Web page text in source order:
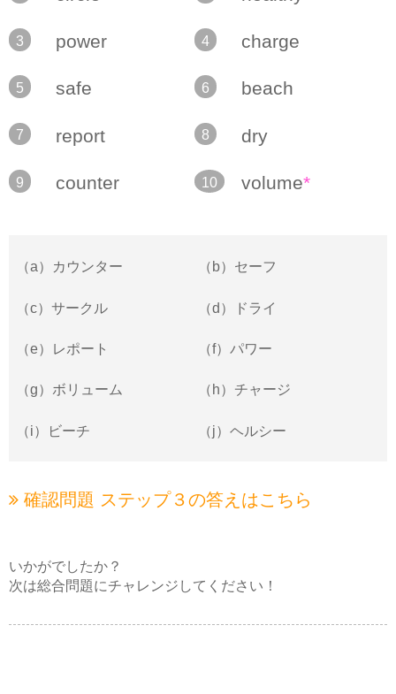
3 power 4 charge
5 safe 6 beach
7 report 8 dry
9 counter 10 volume*
（a）カウンター （b）セーフ
（c）サークル （d）ドライ
（e）レポート （f）パワー
（g）ボリューム （h）チャージ
（i）ビーチ （j）ヘルシー
確認問題 ステップ３の答えはこちら
いかがでしたか？
次は総合問題にチャレンジしてください！